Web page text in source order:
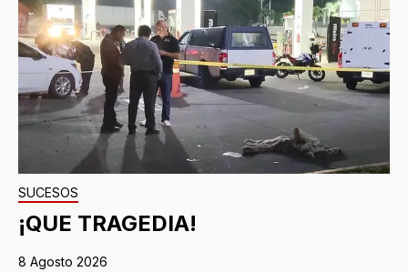
SUCESOS
¡QUE TRAGEDIA!
8 Agosto 2026